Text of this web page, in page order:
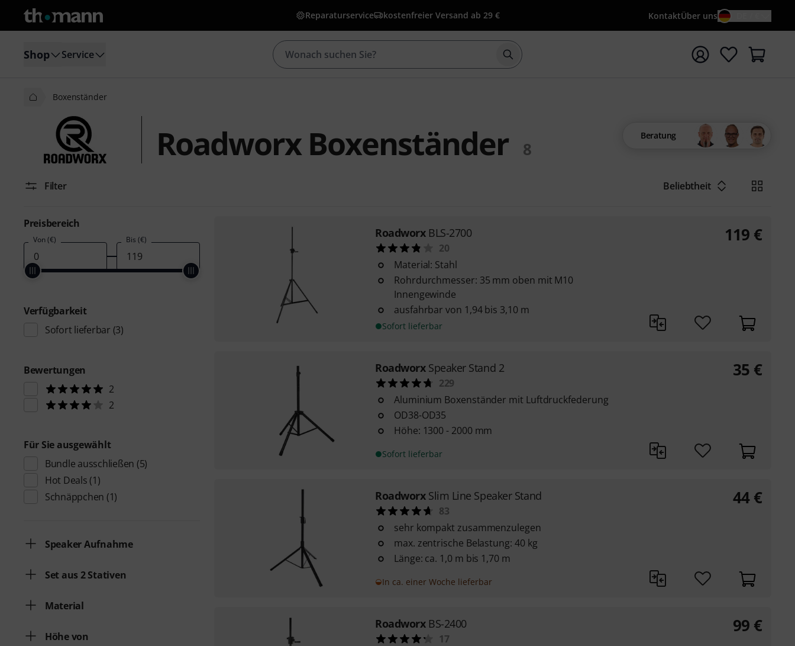
Reparaturservice kostenfreier Versand ab 29 € KontaktÜber uns
Shop Service Suche mit Suchwort {searchTerm} starten
Boxenständer
Roadworx Boxenständer 8
Beratung
Filter Beliebtheit
Preisbereich
Von (€) Bis (€)
Verfügbarkeit
Sofort lieferbar (3)
Bewertungen
2
2
Für Sie ausgewählt
Bundle ausschließen (5)
Hot Deals (1)
Schnäppchen (1)
Speaker Aufnahme
Set aus 2 Stativen
Material
Höhe von
Roadworx BLS-2700
20
Material: Stahl
Rohrdurchmesser: 35 mm oben mit M10
Innengewinde
ausfahrbar von 1,94 bis 3,10 m
Sofort lieferbar
119 €
Roadworx Speaker Stand 2
229
Aluminium Boxenständer mit Luftdruckfederung
OD38-OD35
Höhe: 1300 - 2000 mm
Sofort lieferbar
35 €
Roadworx Slim Line Speaker Stand
83
sehr kompakt zusammenzulegen
max. zentrische Belastung: 40 kg
Länge: ca. 1,0 m bis 1,70 m
In ca. einer Woche lieferbar
44 €
Roadworx BS-2400
17
99 €